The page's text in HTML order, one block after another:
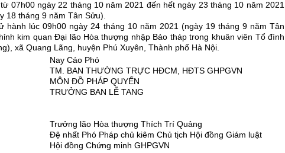
07h00 ngày 22 tháng 10 năm 2021 đến hết ngày 23 tháng 10 năm 2021
18 tháng 9 năm Tân Sửu).
hành lúc 09h00 ngày 24 tháng 10 năm 2021 (ngày 19 tháng 9 năm Tân
kim quan Đại lão Hòa thượng nhập Bảo tháp trong khuân viên Tổ đình
xã Quang Lãng, huyện Phú Xuyên, Thành phố Hà Nội.
Nay Cáo Phó
TM. BAN THƯỜNG TRỰC HĐCM, HĐTS GHPGVN
MÔN ĐỒ PHÁP QUYẾN
TRƯỞNG BAN LỄ TANG
Trưởng lão Hòa thượng Thích Trí Quảng
Đệ nhất Phó Pháp chủ kiêm Chủ tịch Hội đồng Giám luật
Hội đồng Chứng minh GHPGVN